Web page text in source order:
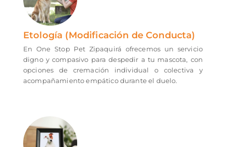
Etología (Modificación de Conducta)
En One Stop Pet Zipaquirá ofrecemos un servicio
digno y compasivo para despedir a tu mascota, con
opciones de cremación individual o colectiva y
acompañamiento empático durante el duelo.